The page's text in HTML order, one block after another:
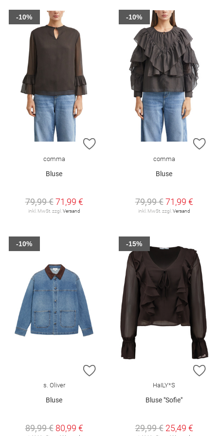
ZUR WUNSCHLISTE HINZUFÜGEN
comma
Bluse
79,99 € 71,99 €
inkl. MwSt. zzgl. Versand
-10%
comma
Bluse
79,99 € 71,99 €
inkl. MwSt. zzgl. Versand
-10%
ZUR WUNSCHLISTE HINZUFÜGEN
s. Oliver
Bluse
89,99 € 80,99 €
-10%
HaILY*S
Bluse "Sofie"
29,99 € 25,49 €
-15%